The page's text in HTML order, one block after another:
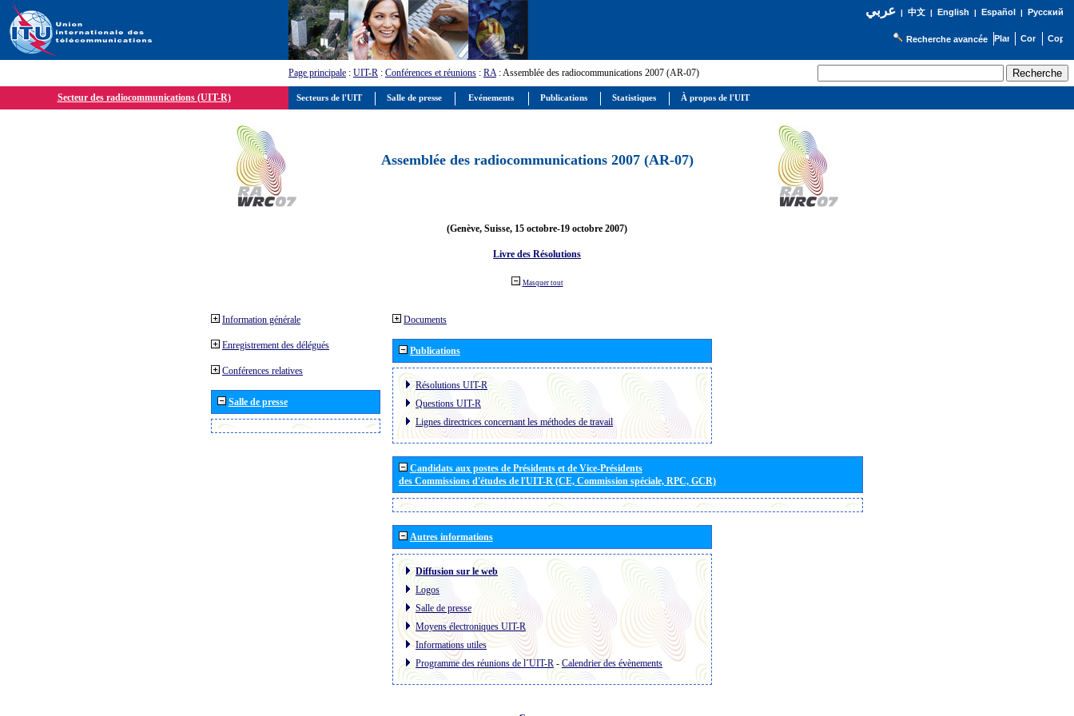
عربي| 中文| English | Español | Русский
Recherche avancée
Page principale : UIT-R : Conférences et réunions : RA: Assemblée des radiocommunications 2007 (AR-07)
Secteur des radiocommunications (UIT-R)
Assemblée des radiocommunications 2007 (AR-07)
(Genève, Suisse, 15 octobre-19 octobre 2007)
Livre des Résolutions
Masquer tout
Information générale
Enregistrement des délégués
Conférences relatives
Salle de presse
Documents
Publications
Résolutions UIT-R
Questions UIT-R
Lignes directrices concernant les méthodes de travail
Candidats aux postes de Présidents et de Vice-Présidents
des Commissions d'études de l'UIT-R (CE, Commission spéciale, RPC, GCR)
Autres informations
Diffusion sur le web
Logos
Salle de presse
Moyens électroniques UIT-R
Informations utiles
Programme des réunions de l´UIT-R- Calendrier des évènements
Secteurs de l'UIT Salle de presse Evénements Publications Statistiques À propos de l'UIT